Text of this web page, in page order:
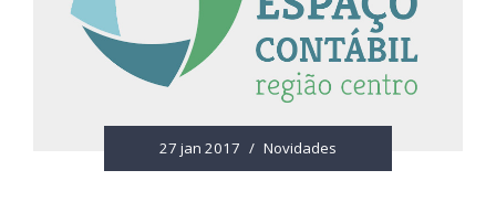
27 jan 2017 / Novidades